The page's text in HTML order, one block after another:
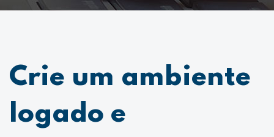
Crie um ambiente
logado e